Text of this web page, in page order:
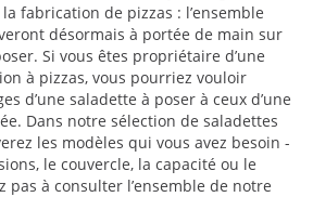
fabrication de pizzas : l’ensemble
désormais à portée de main sur
Si vous êtes propriétaire d’une
à pizzas, vous pourriez vouloir
d’une saladette à poser à ceux d’une
Dans notre sélection de saladettes
les modèles qui vous avez besoin -
le couvercle, la capacité ou le
pas à consulter l’ensemble de notre